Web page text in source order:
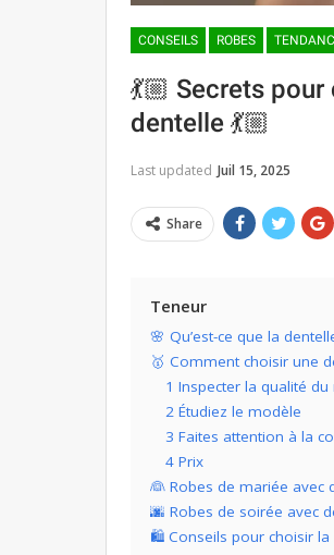
CONSEILS ROBES
💃🏼 Secrets
dentelle 💃🏼
Last updated Juil 15, 2025
Share
Teneur
🌸 Qu’est-ce que la
🥇 Comment choisir une
1 Inspecter la qualité
2 Étudiez le modèle
3 Faites attention à la
4 Prix
👰 Robes de mariée avec
🌆 Robes de soirée avec
🛍️ Conseils pour choisir